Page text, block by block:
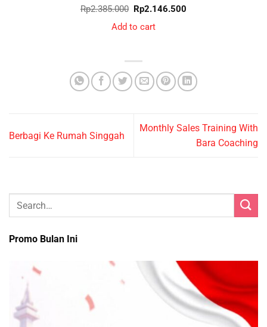
Rp2.385.000 Original
price
was:
Rp2.385.000.
Rp2.146.500
Add to cart
Berbagi Ke Rumah Singgah
Monthly Sales Training With
Bara Coaching
Promo Bulan Ini